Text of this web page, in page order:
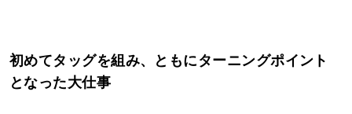
初めてタッグを組み、ともにターニングポイント
となった大仕事